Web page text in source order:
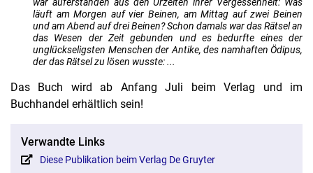
war auferstanden aus den Urzeiten ihrer Vergessenheit: Was
läuft am Morgen auf vier Beinen, am Mittag auf zwei Beinen
und am Abend auf drei Beinen? Schon damals war das Rätsel an
das Wesen der Zeit gebunden und es bedurfte eines der
unglückseligsten Menschen der Antike, des namhaften Ödipus,
der das Rätsel zu lösen wusste: ...
Das Buch wird ab Anfang Juli beim Verlag und im
Buchhandel erhältlich sein!
Verwandte Links
Diese Publikation beim Verlag De Gruyter